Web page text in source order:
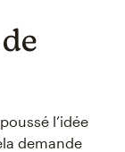
l’idée
demande